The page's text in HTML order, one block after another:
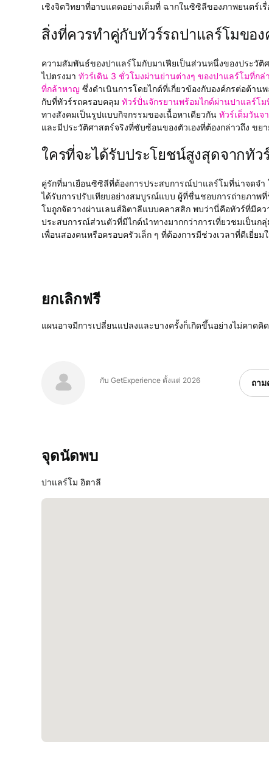
เชิงจิตวิทยาที่อาบแดดอย่างเต็มที่ ฉากในซิซิลีของภาพยนตร์
สิ่งที่ควรทำคู่กับทัวร์รถปาแลร์โมขอ
ความสัมพันธ์ของปาแลร์โมกับมาเฟียเป็นส่วนหนึ่งของประวัติ
ไปตรงมา ทัวร์เดิน 3 ชั่วโมงผ่านย่านต่างๆ ของปาแลร์โมที่ก
ที่กล้าหาญ ซึ่งดำเนินการโดยไกด์ที่เกี่ยวข้องกับองค์กรต่อต้า
กับที่ทัวร์รถครอบคลุม ทัวร์ปั่นจักรยานพร้อมไกด์ผ่านปาแลร์โ
ทางสังคมเป็นรูปแบบกิจกรรมของเนื้อหาเดียวกัน ทัวร์เต็มวันจ
และมีประวัติศาสตร์จริงที่ซับซ้อนของตัวเองที่ต้องกล่าวถึง ข
ใครที่จะได้รับประโยชน์สูงสุดจากทัว
คู่รักที่มาเยือนซิซิลีที่ต้องการประสบการณ์ปาแลร์โมที่น่าจดจ
ได้รับการปรับเทียบอย่างสมบูรณ์แบบ ผู้ที่ชื่นชอบการถ่ายภาพ
โมถูกจัดวางผ่านเลนส์อิตาลีแบบคลาสสิก พบว่านี่คือทัวร์ที่มีค
ประสบการณ์ส่วนตัวที่มีไกด์นำทางมากกว่าการเที่ยวชมเป็น
เพื่อนสองคนหรือครอบครัวเล็ก ๆ ที่ต้องการมีช่วงเวลาที่ดีเยี่
ยกเลิกฟรี
แผนอาจมีการเปลี่ยนแปลงและบางครั้งก็เกิดขึ้นอย่างไม่คาด
กับ GetExperience ตั้งแต่ 2026 ถาม
จุดนัดพบ
ปาแลร์โม อิตาลี